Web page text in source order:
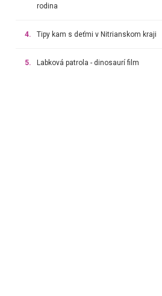
rodina
4. Tipy kam s deťmi v Nitrianskom kraji
5. Labková patrola - dinosaurí film